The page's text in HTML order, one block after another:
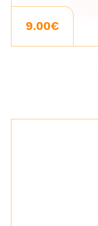
9.00€